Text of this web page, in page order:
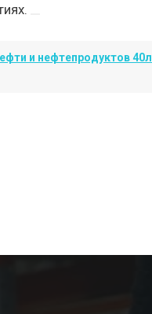
и нефтепродуктов 40л